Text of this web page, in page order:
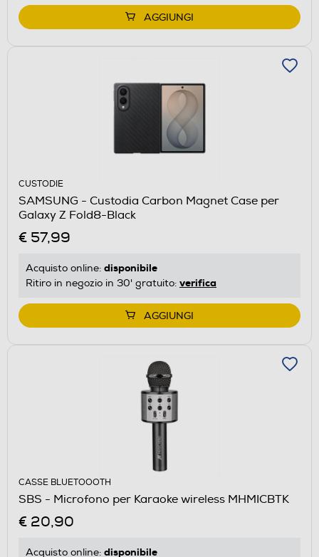
AGGIUNGI
CUSTODIE
SAMSUNG - Custodia Carbon Magnet Case per
Galaxy Z Fold8-Black
€ 57,99
Acquisto online: disponibile
Ritiro in negozio in 30' gratuito: verifica
AGGIUNGI
CASSE BLUETOOOTH
SBS - Microfono per Karaoke wireless MHMICBTK
€ 20,90
Acquisto online: disponibile